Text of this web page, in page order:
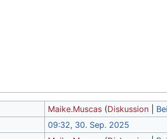
Maike.Muscas (Diskussion
09:32, 30. Sep. 2025